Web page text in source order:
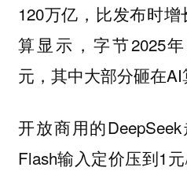
120万亿，比发布时
算显示，字节2025
元，其中大部分砸在AI
开放商用的
Flash输入定价压到1